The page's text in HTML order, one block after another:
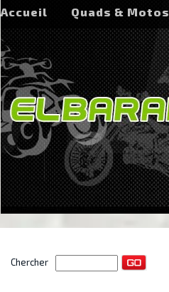
Accueil Quads & Motos
Chercher